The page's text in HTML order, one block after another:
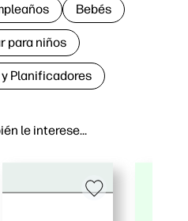
le interese…
Bebés
para niños
Planificadores